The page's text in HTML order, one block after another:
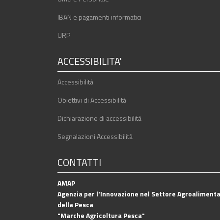
IBAN e pagamenti informatici
URP
ACCESSIBILITA'
Accessibilità
Obiettivi di Accessibilità
Dichiarazione di accessibilità
Segnalazioni Accessibilità
CONTATTI
AMAP
Agenzia per l'Innovazione nel Settore
della Pesca
"Marche Agricoltura Pesca"